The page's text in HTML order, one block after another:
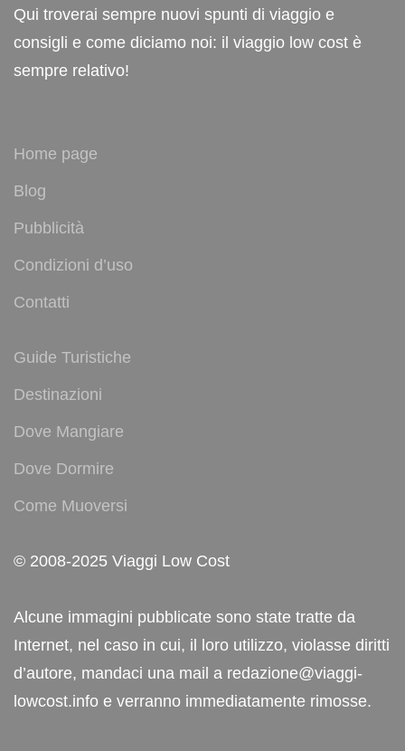
Qui troverai sempre nuovi spunti di viaggio e
consigli e come diciamo noi: il viaggio low cost è
sempre relativo!
Home page
Blog
Pubblicità
Condizioni d’uso
Contatti
Guide Turistiche
Destinazioni
Dove Mangiare
Dove Dormire
Come Muoversi
© 2008-2025 Viaggi Low Cost
Alcune immagini pubblicate sono state tratte da
Internet, nel caso in cui, il loro utilizzo, violasse diritti
d’autore, mandaci una mail a redazione@viaggi-
lowcost.info e verranno immediatamente rimosse.